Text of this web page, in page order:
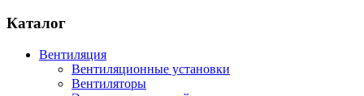
Каталог
Вентиляция
Вентиляционные установки
Вентиляторы